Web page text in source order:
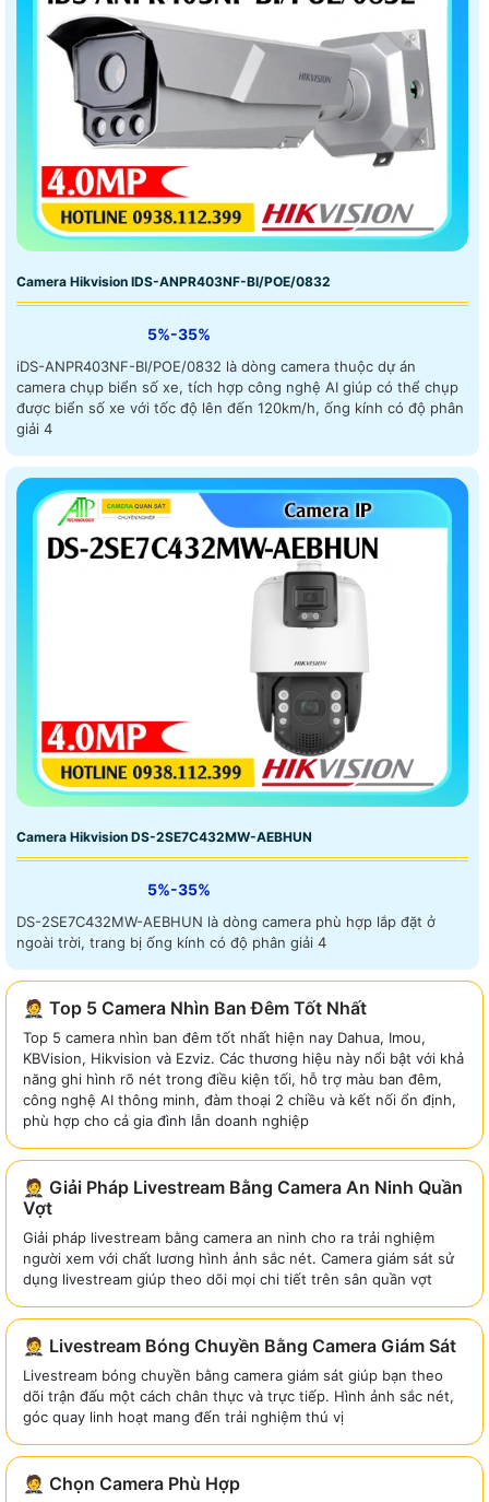
Camera Hikvision IDS-ANPR403NF-BI/POE/0832
5%-35%
iDS-ANPR403NF-BI/POE/0832 là dòng camera thuộc dự án
camera chụp biển số xe, tích hợp công nghệ AI giúp có thể chụp
được biển số xe với tốc độ lên đến 120km/h, ống kính có độ phân
giải 4
Camera Hikvision DS-2SE7C432MW-AEBHUN
5%-35%
DS-2SE7C432MW-AEBHUN là dòng camera phù hợp lắp đặt ở
ngoài trời, trang bị ống kính có độ phân giải 4
🤵 Top 5 Camera Nhìn Ban Đêm Tốt Nhất
Top 5 camera nhìn ban đêm tốt nhất hiện nay Dahua, Imou,
KBVision, Hikvision và Ezviz. Các thương hiệu này nổi bật với khả
năng ghi hình rõ nét trong điều kiện tối, hỗ trợ màu ban đêm,
công nghệ AI thông minh, đàm thoại 2 chiều và kết nối ổn định,
phù hợp cho cả gia đình lẫn doanh nghiệp
🤵 Giải Pháp Livestream Bằng Camera An Ninh Quần
Vợt
Giải pháp livestream bằng camera an ninh cho ra trải nghiệm
người xem với chất lương hình ảnh sắc nét. Camera giám sát sử
dụng livestream giúp theo dõi mọi chi tiết trên sân quần vợt
🤵 Livestream Bóng Chuyền Bằng Camera Giám Sát
Livestream bóng chuyền bằng camera giám sát giúp bạn theo
dõi trận đấu một cách chân thực và trực tiếp. Hình ảnh sắc nét,
góc quay linh hoạt mang đến trải nghiệm thú vị
🤵 Chọn Camera Phù Hợp